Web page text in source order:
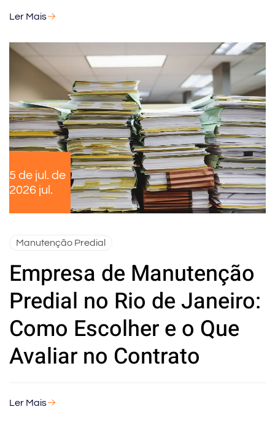
Ler Mais
5 de jul. de
2026 jul.
Manutenção Predial
Empresa de Manutenção
Predial no Rio de Janeiro:
Como Escolher e o Que
Avaliar no Contrato
Ler Mais